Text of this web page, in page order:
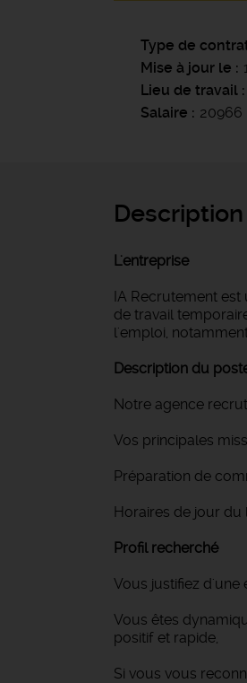
Type de
Mise à jour le
Lieu de travail
Salaire
L'entreprise
IA Recrutement est
de travail
l'emploi,
Description du
Notre agence
Vos principales
Préparation de
Horaires de jour du
Profil recherché
Vous justifiez d'une
Vous êtes
positif et rapide,
Si vous vous